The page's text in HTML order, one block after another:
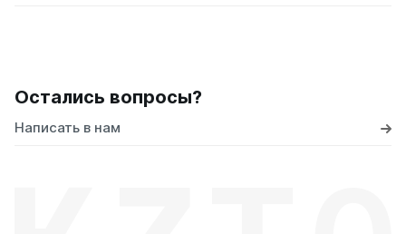
Остались вопросы?
Написать в нам